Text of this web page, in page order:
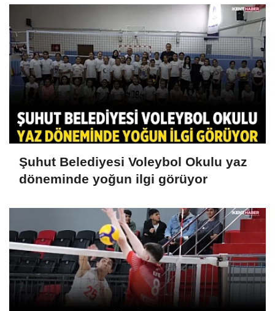
Şuhut Belediyesi Voleybol Okulu yaz
döneminde yoğun ilgi görüyor